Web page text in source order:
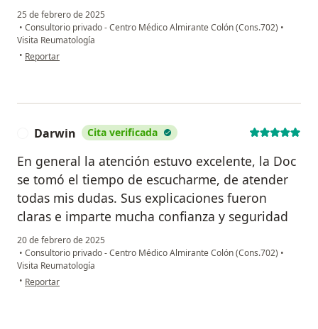
25 de febrero de 2025
• Consultorio privado - Centro Médico Almirante Colón (Cons.702) •
Visita Reumatología
• en opinión del usuario J.M
Reportar
Darwin Cita verificada
En general la atención estuvo excelente, la Doc
se tomó el tiempo de escucharme, de atender
todas mis dudas. Sus explicaciones fueron
claras e imparte mucha confianza y seguridad
20 de febrero de 2025
• Consultorio privado - Centro Médico Almirante Colón (Cons.702) •
Visita Reumatología
• en opinión del usuario Darwin
Reportar